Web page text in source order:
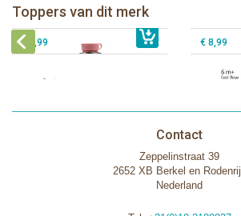
Toppers van dit merk
€ 40,99Pura silicone tuit 2 stuks
€ 9,99 € 8,99
Contact
Zeppelinstraat 39
2652 XB Berkel en
Nederland